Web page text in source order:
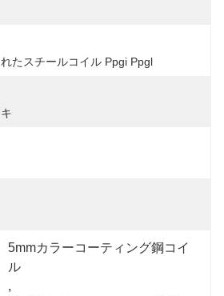
たスチールコイル Ppgi Ppgl
5mmカラーコーティング鋼コイ
ル
,